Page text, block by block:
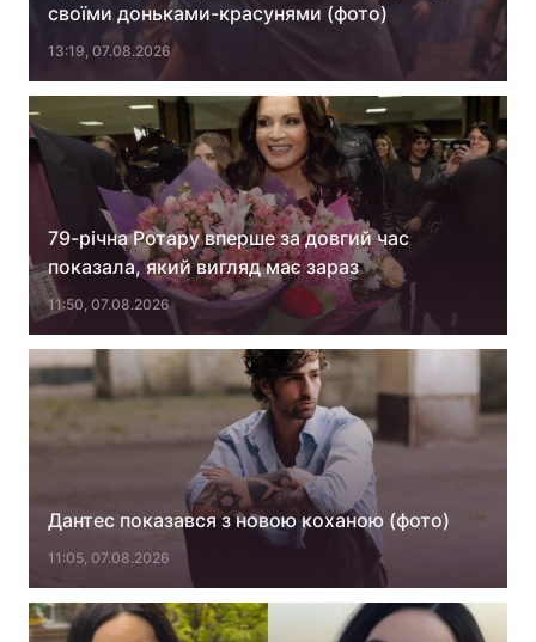
Тема оформлення
своїми доньками-красунями (фото)
13:19, 07.08.2026
79-річна Ротару вперше за довгий час
показала, який вигляд має зараз
11:50, 07.08.2026
Дантес показався з новою коханою (фото)
11:05, 07.08.2026